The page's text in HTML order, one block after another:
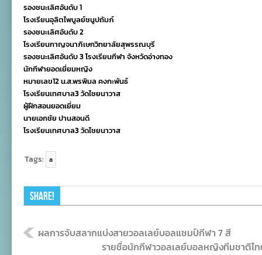
รองชนะเลิศอันดับ 1
โรงเรียนอุลิตไพบูลย์ชนูปถัมภ์
รองชนะเลิศอันดับ 2
โรงเรียนกาญจนาภิเษกวิทยาลัยสุพรรณบุรี
รองชนะเลิศอันดับ 3 โรงเรียนกีฬา จังหวัดอ่างทอง
นักกีฬายอดเยี่ยมหญิง
หมายเลข12 น.ส.พรพิมล คงกะพันธ์
โรงเรียนเทศบาล3 วัดไชยนาวาส
ผู้ฝึกสอนยอดเยี่ยม
นายเอกชัย ปานสอนดี
โรงเรียนเทศบาล3 วัดไชยนาวาส
Tags: a
Share!
ผลการจับสลากแบ่งสายวอลเลย์บอลแชมป์กีฬา 7 สี
รายชื่อนักกีฬาวอลเลย์บอลหญิงทีมชาติไท